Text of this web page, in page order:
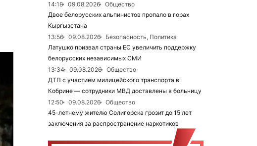
14:18 09.08.2026
Общество
Двое белорусских альпинистов пропало в горах
Кыргызстана
13:56
09.08.2026
Безопасность, Политика
Латушко призвал страны ЕС увеличить поддержку
белорусских независимых СМИ
13:34
09.08.2026
Общество
ДТП с участием милицейского транспорта в
Кобрине — сотрудники МВД доставлены в больницу
12:50
09.08.2026
Общество
45-летнему жителю Солигорска грозит до 15 лет
заключения за распространение наркотиков